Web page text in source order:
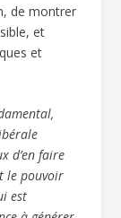
de montrer
et
et
d’en faire
le pouvoir
est